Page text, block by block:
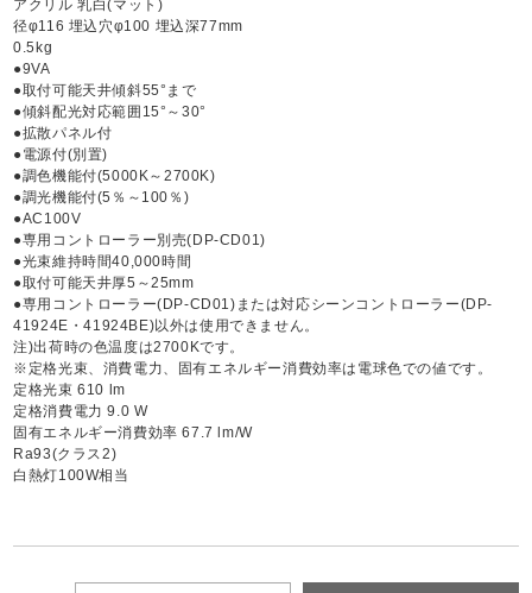
アクリル 乳白(マット)
径φ116 埋込穴φ100 埋込深77mm
0.5kg
●9VA
●取付可能天井傾斜55°まで
●傾斜配光対応範囲15°～30°
●拡散パネル付
●電源付(別置)
●調色機能付(5000K～2700K)
●調光機能付(5％～100％)
●AC100V
●専用コントローラー別売(DP-CD01)
●光束維持時間40,000時間
●取付可能天井厚5～25mm
●専用コントローラー(DP-CD01)または対応シーンコントローラー(DP-
41924E・41924BE)以外は使用できません。
注)出荷時の色温度は2700Kです。
※定格光束、消費電力、固有エネルギー消費効率は電球色での値です。
定格光束 610 lm
定格消費電力 9.0 W
固有エネルギー消費効率 67.7 lm/W
Ra93(クラス2)
白熱灯100W相当